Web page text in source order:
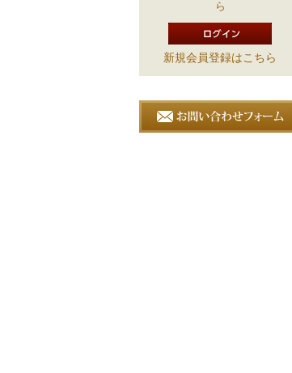
ら
新規会員登録はこちら